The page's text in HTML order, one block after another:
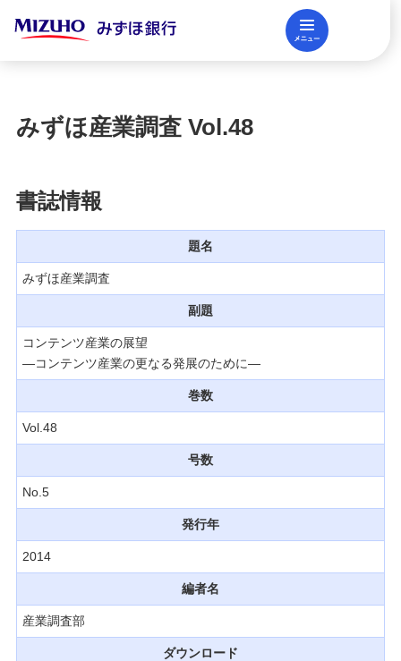
決済業務
国際業務・外国為替取引
経営・事業支援
みずほ産業調査 Vol.48
書誌情報
題名
みずほ産業調査
副題
コンテンツ産業の展望
—コンテンツ産業の更なる発展のために—
巻数
Vol.48
号数
No.5
発行年
2014
編者名
産業調査部
ダウンロード